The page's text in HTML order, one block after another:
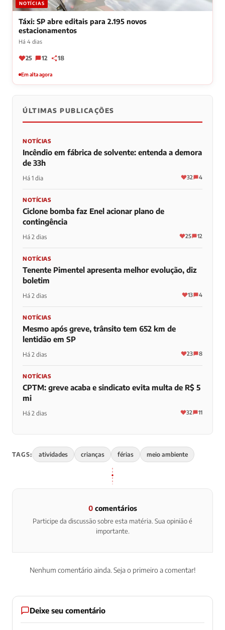
NOTÍCIAS
Táxi: SP abre editais para 2.195 novos
estacionamentos
Há 4 dias
25 12 18
Em alta agora
ÚLTIMAS PUBLICAÇÕES
NOTÍCIAS
Incêndio em fábrica de solvente: entenda a demora
de 33h
Há 1 dia 32 4
NOTÍCIAS
Ciclone bomba faz Enel acionar plano de
contingência
Há 2 dias 25 12
NOTÍCIAS
Tenente Pimentel apresenta melhor evolução, diz
boletim
Há 2 dias 13 4
NOTÍCIAS
Mesmo após greve, trânsito tem 652 km de
lentidão em SP
Há 2 dias 23 8
NOTÍCIAS
CPTM: greve acaba e sindicato evita multa de R$ 5
mi
Há 2 dias 32 11
TAGS: atividades crianças férias meio ambiente
0comentários
Participe da discussão sobre esta matéria. Sua opinião é
importante.
Nenhum comentário ainda. Seja o primeiro a comentar!
Deixe seu comentário